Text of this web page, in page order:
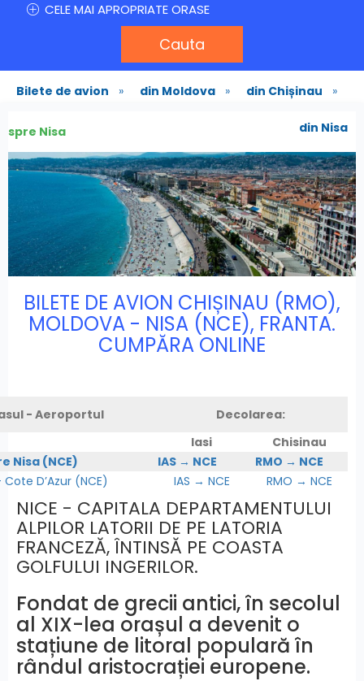
CELE MAI APROPRIATE ORASE
Cauta
Bilete de avion » din Moldova » din Chișinau »
spre Nisa din Nisa
BILETE DE AVION CHIȘINAU (RMO),
MOLDOVA - NISA (NCE), FRANTA.
CUMPĂRA ONLINE
- Aeroportul
Decolarea:
Iasi
Chisinau
Nisa (NCE)
IAS → NCE
RMO → NCE
D’Azur (NCE)
IAS → NCE RMO → NCE
NICE - CAPITALA DEPARTAMENTULUI
ALPILOR LATORII DE PE LATORIA
FRANCEZĂ, ÎNTINSĂ PE COASTA
GOLFULUI INGERILOR.
Fondat de grecii antici, în secolul
al XIX-lea orașul a devenit o
stațiune de litoral populară în
rândul aristocrației europene.